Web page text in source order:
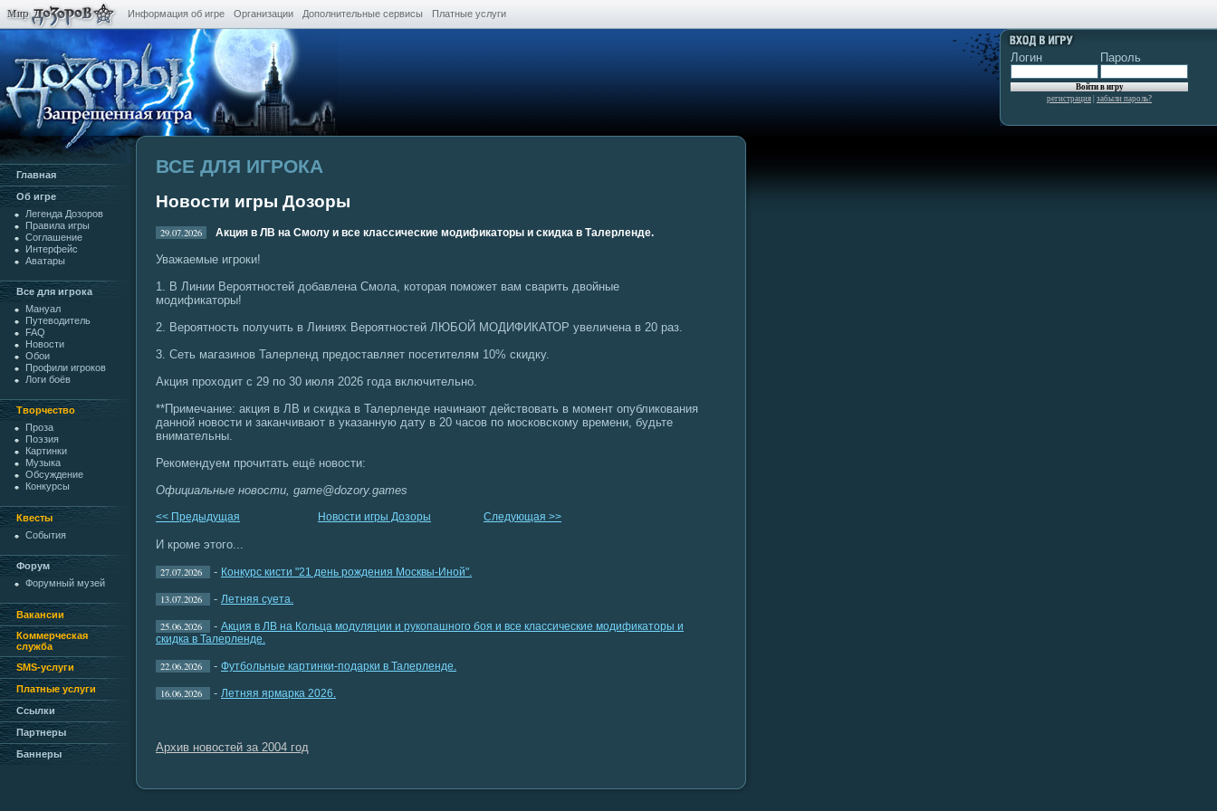
Информация об игре Организации Дополнительные сервисы Платные услуги
Логин Пароль
регистрация забыли пароль?
Главная
Oб игре
Легенда Дозоров
Правила игры
Cоглашение
Интерфейс
Аватары
Все для игрока
Мануал
Путеводитель
FAQ
Новости
Обои
Профили игроков
Логи боёв
Творчество
Проза
Поэзия
Картинки
Музыка
Обсуждение
Конкурсы
Квесты
События
Форум
Форумный музей
Вакансии
Коммерческая
служба
SMS-услуги
Платные услуги
Ссылки
Партнеры
Баннеры
ВСЕ ДЛЯ ИГРОКА
Новости игры Дозоры
29.07.2026 Акция в ЛВ на Смолу и все классические модификаторы и скидка в Талерленде.
Уважаемые игроки!
1. В Линии Вероятностей добавлена Смола, которая поможет вам сварить двойные
модификаторы!
2. Вероятность получить в Линиях Вероятностей ЛЮБОЙ МОДИФИКАТОР увеличена в 20 раз.
3. Сеть магазинов Талерленд предоставляет посетителям 10% скидку.
Акция проходит с 29 по 30 июля 2026 года включительно.
**Примечание: акция в ЛВ и скидка в Талерленде начинают действовать в момент опубликования
данной новости и заканчивают в указанную дату в 20 часов по московскому времени, будьте
внимательны.
Рекомендуем прочитать ещё новости:
Официальные новости, game@dozory.games
<< Предыдущая Новости игры Дозоры Следующая >>
И кроме этого...
27.07.2026 - Конкурс кисти "21 день рождения Москвы-Иной".
13.07.2026 - Летняя суета.
25.06.2026 - Акция в ЛВ на Кольца модуляции и рукопашного боя и все классические модификаторы и
скидка в Талерленде.
22.06.2026 - Футбольные картинки-подарки в Талерленде.
16.06.2026 - Летняя ярмарка 2026.
Архив новостей за 2004 год